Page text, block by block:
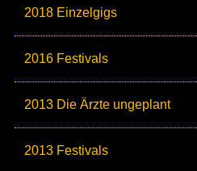
2018 Einzelgigs
2016 Festivals
2013 Die Ärzte ungeplant
2013 Festivals